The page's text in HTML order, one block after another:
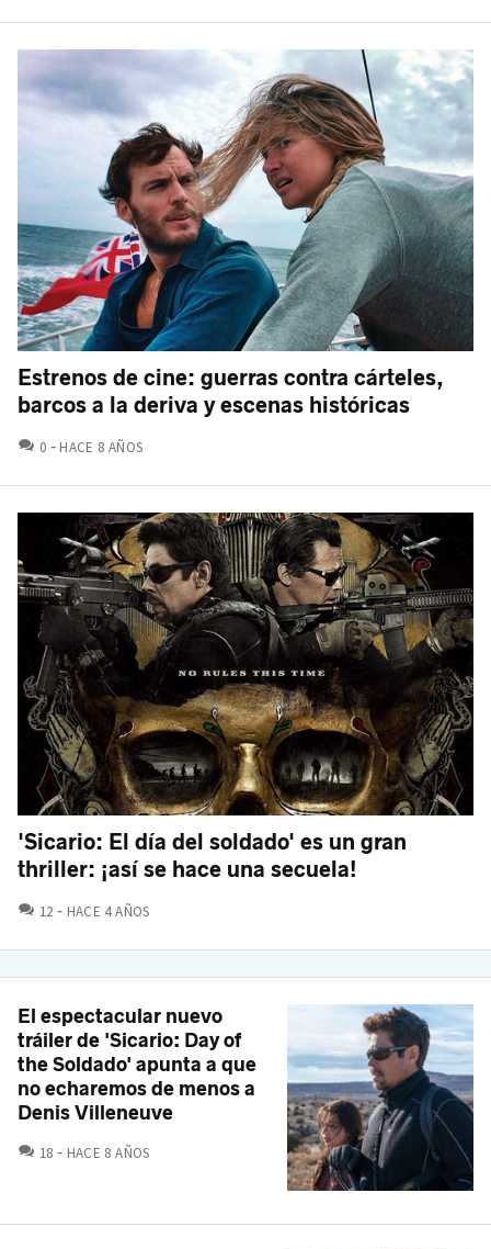
Estrenos de cine: guerras contra cárteles,
barcos a la deriva y escenas históricas
0 COMENTARIOS
HACE 8 AÑOS
'Sicario: El día del soldado' es un gran
thriller: ¡así se hace una secuela!
12 COMENTARIOS
HACE 4 AÑOS
El espectacular nuevo
tráiler de 'Sicario: Day of
the Soldado' apunta a que
no echaremos de menos a
Denis Villeneuve
18 COMENTARIOS
HACE 8 AÑOS